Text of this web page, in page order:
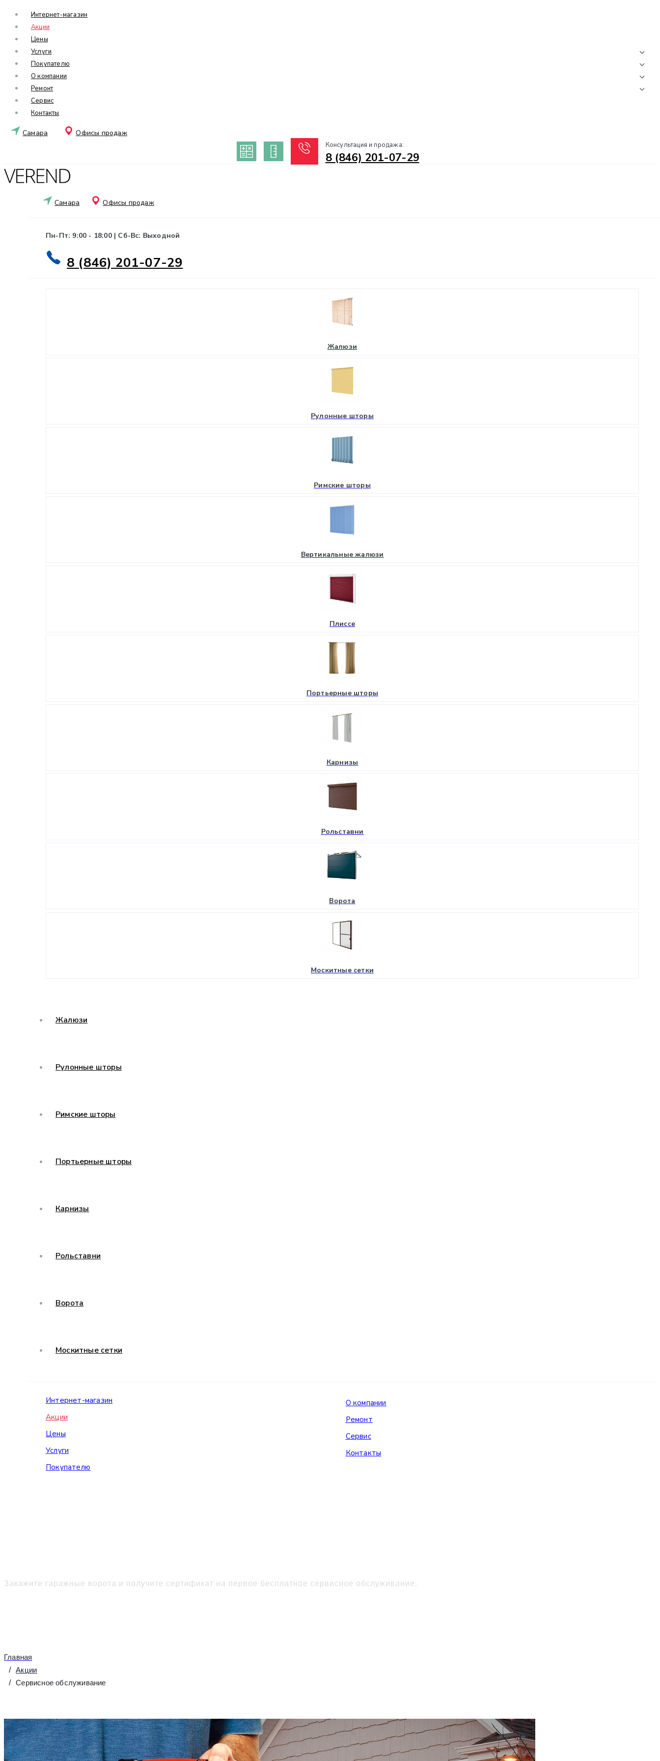
Интернет-магазин
Акции
Цены
Услуги
Покупателю
О компании
Ремонт
Сервис
Контакты
Самара Офисы продаж
Консультация и продажа:
8 (846) 201-07-29
Самара Офисы продаж
Пн-Пт: 9:00 - 18:00 | Сб-Вс: Выходной
8 (846) 201-07-29
Жалюзи
Рулонные шторы
Римские шторы
Вертикальные жалюзи
Плиссе
Портьерные шторы
Карнизы
Рольставни
Ворота
Москитные сетки
Жалюзи
Рулонные шторы
Римские шторы
Портьерные шторы
Карнизы
Рольставни
Ворота
Москитные сетки
Интернет-магазин
Акции
Цены
Услуги
Покупателю
О компании
Ремонт
Сервис
Контакты
Закажите гаражные ворота и получите сертификат на первое бесплатное сервисное обслуживание.
Главная
Акции
Сервисное обслуживание